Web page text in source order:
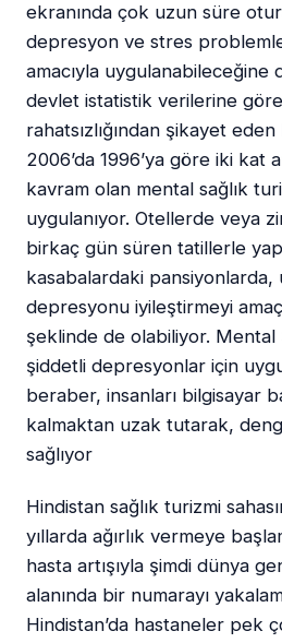
ekranında çok uzun süre
depresyon ve stres
amacıyla uygulanabileceğine
devlet istatistik verilerine
rahatsızlığından şikayet eden
2006’da 1996’ya göre iki kat
kavram olan mental sağlık
uygulanıyor. Otellerde veya
birkaç gün süren tatillerle
kasabalardaki pansiyonlarda,
depresyonu iyileştirmeyi
şeklinde de olabiliyor. Mental
şiddetli depresyonlar için
beraber, insanları bilgisayar
kalmaktan uzak tutarak,
sağlıyor
Hindistan sağlık turizmi
yıllarda ağırlık vermeye
hasta artışıyla şimdi dünya
alanında bir numarayı
Hindistan’da hastaneler pek